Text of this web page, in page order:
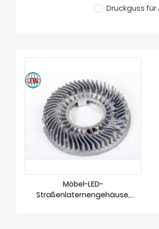
Druckguss für
Möbel-LED-
Straßenlaternengehäuse,